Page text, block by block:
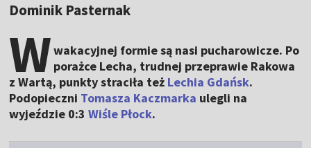
Dominik Pasternak
Wwakacyjnej formie są nasi pucharowicze. Po
porażce Lecha, trudnej przeprawie Rakowa
z Wartą, punkty straciła też Lechia Gdańsk.
Podopieczni Tomasza Kaczmarka ulegli na
wyjeździe 0:3Wiśle Płock.